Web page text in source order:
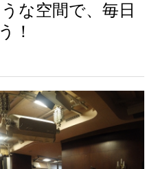
な空間で、毎日
！